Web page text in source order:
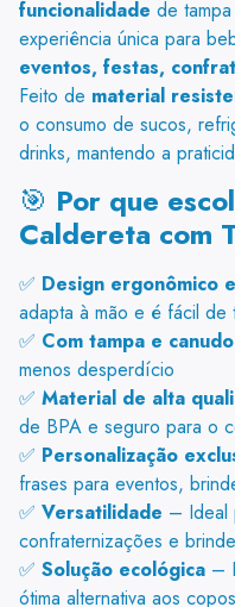
funcionalidade de
experiência única para
eventos, festas,
Feito de material
o consumo de sucos,
drinks, mantendo a
🎯 Por que
Caldereta com
✅ Design ergonômico
adapta à mão e é fácil de
✅ Com tampa e canudo
menos desperdício
✅ Material de alta
de BPA e seguro para o
✅ Personalização
frases para eventos,
✅ Versatilidade – Ideal
confraternizações e
✅ Solução ecológica –
ótima alternativa aos